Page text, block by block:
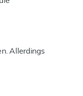
Allerdings